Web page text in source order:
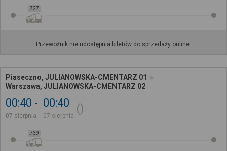
727
Przewoźnik nie udostępnia biletów do sprzedaży online.
Piaseczno, JULIANOWSKA-CMENTARZ 01
Warszawa, JULIANOWSKA-CMENTARZ 02
00:40
07 sierpnia
00:40
07 sierpnia
739